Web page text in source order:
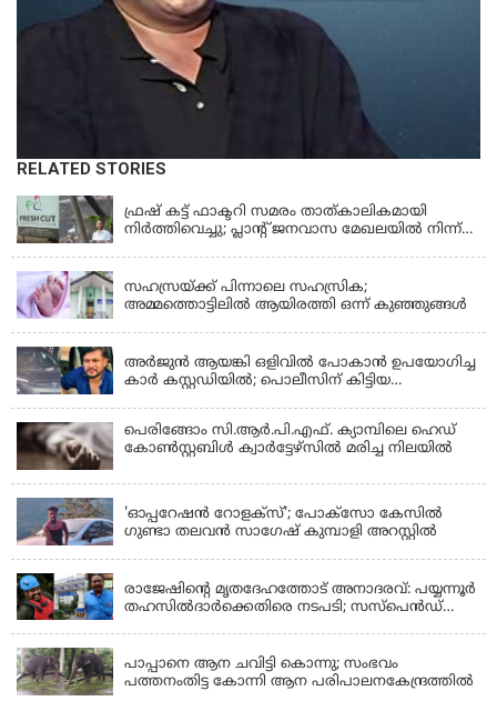
RELATED STORIES
KERALA
ഫ്രഷ് കട്ട് ഫാക്ടറി സമരം താത്കാലികമായി
നിർത്തിവെച്ചു; പ്ലാൻ്റ് ജനവാസ മേഖലയിൽ നിന്ന്
സഹസ്രയ്ക്ക് പിന്നാലെ സഹസ്രിക;
അമ്മത്തൊട്ടിലില്‍ ആയിരത്തി ഒന്ന് കുഞ്ഞുങ്ങള്‍
അർജുൻ ആയങ്കി ഒളിവിൽ പോകാൻ ഉപയോഗിച്ച
കാർ കസ്റ്റഡിയിൽ; പൊലീസിന് കിട്ടിയ
പെരിങ്ങോം സി.ആർ.പി.എഫ്. ക്യാമ്പിലെ ഹെഡ്
കോൺസ്റ്റബിൾ ക്വാർട്ടേഴ്സിൽ മരിച്ച നിലയിൽ
'ഓപ്പറേഷൻ റോളക്സ്'; പോക്സോ കേസിൽ
ഗുണ്ടാ തലവൻ സാഗേഷ് കുമ്പാളി അറസ്റ്റിൽ
രാജേഷിന്റെ മൃതദേഹത്തോട് അനാദരവ്: പയ്യന്നൂർ
തഹസിൽദാർക്കെതിരെ നടപടി; സസ്പെൻഡ്
പാപ്പാനെ ആന ചവിട്ടി കൊന്നു; സംഭവം
പത്തനംതിട്ട കോന്നി ആന പരിപാലനകേന്ദ്രത്തിൽ